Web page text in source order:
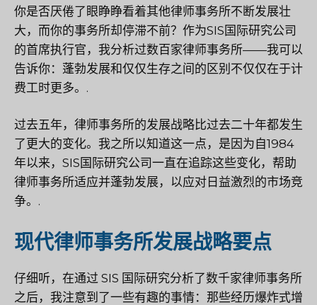
你是否厌倦了眼睁睁看着其他律师事务所不断发展壮
大，而你的事务所却停滞不前？作为SIS国际研究公司
的首席执行官，我分析过数百家律师事务所——我可以
告诉你：蓬勃发展和仅仅生存之间的区别不仅仅在于计
费工时更多。.
过去五年，律师事务所的发展战略比过去二十年都发生
了更大的变化。我之所以知道这一点，是因为自1984
年以来，SIS国际研究公司一直在追踪这些变化，帮助
律师事务所适应并蓬勃发展，以应对日益激烈的市场竞
争。.
现代律师事务所发展战略要点
仔细听，在通过 SIS 国际研究分析了数千家律师事务所
之后，我注意到了一些有趣的事情：那些经历爆炸式增